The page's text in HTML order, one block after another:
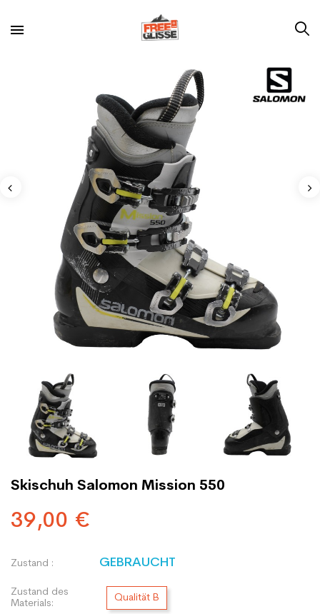
Skischuh Salomon Mission 550
39,00 €
Zustand : GEBRAUCHT
Zustand des
Materials:
Qualität B